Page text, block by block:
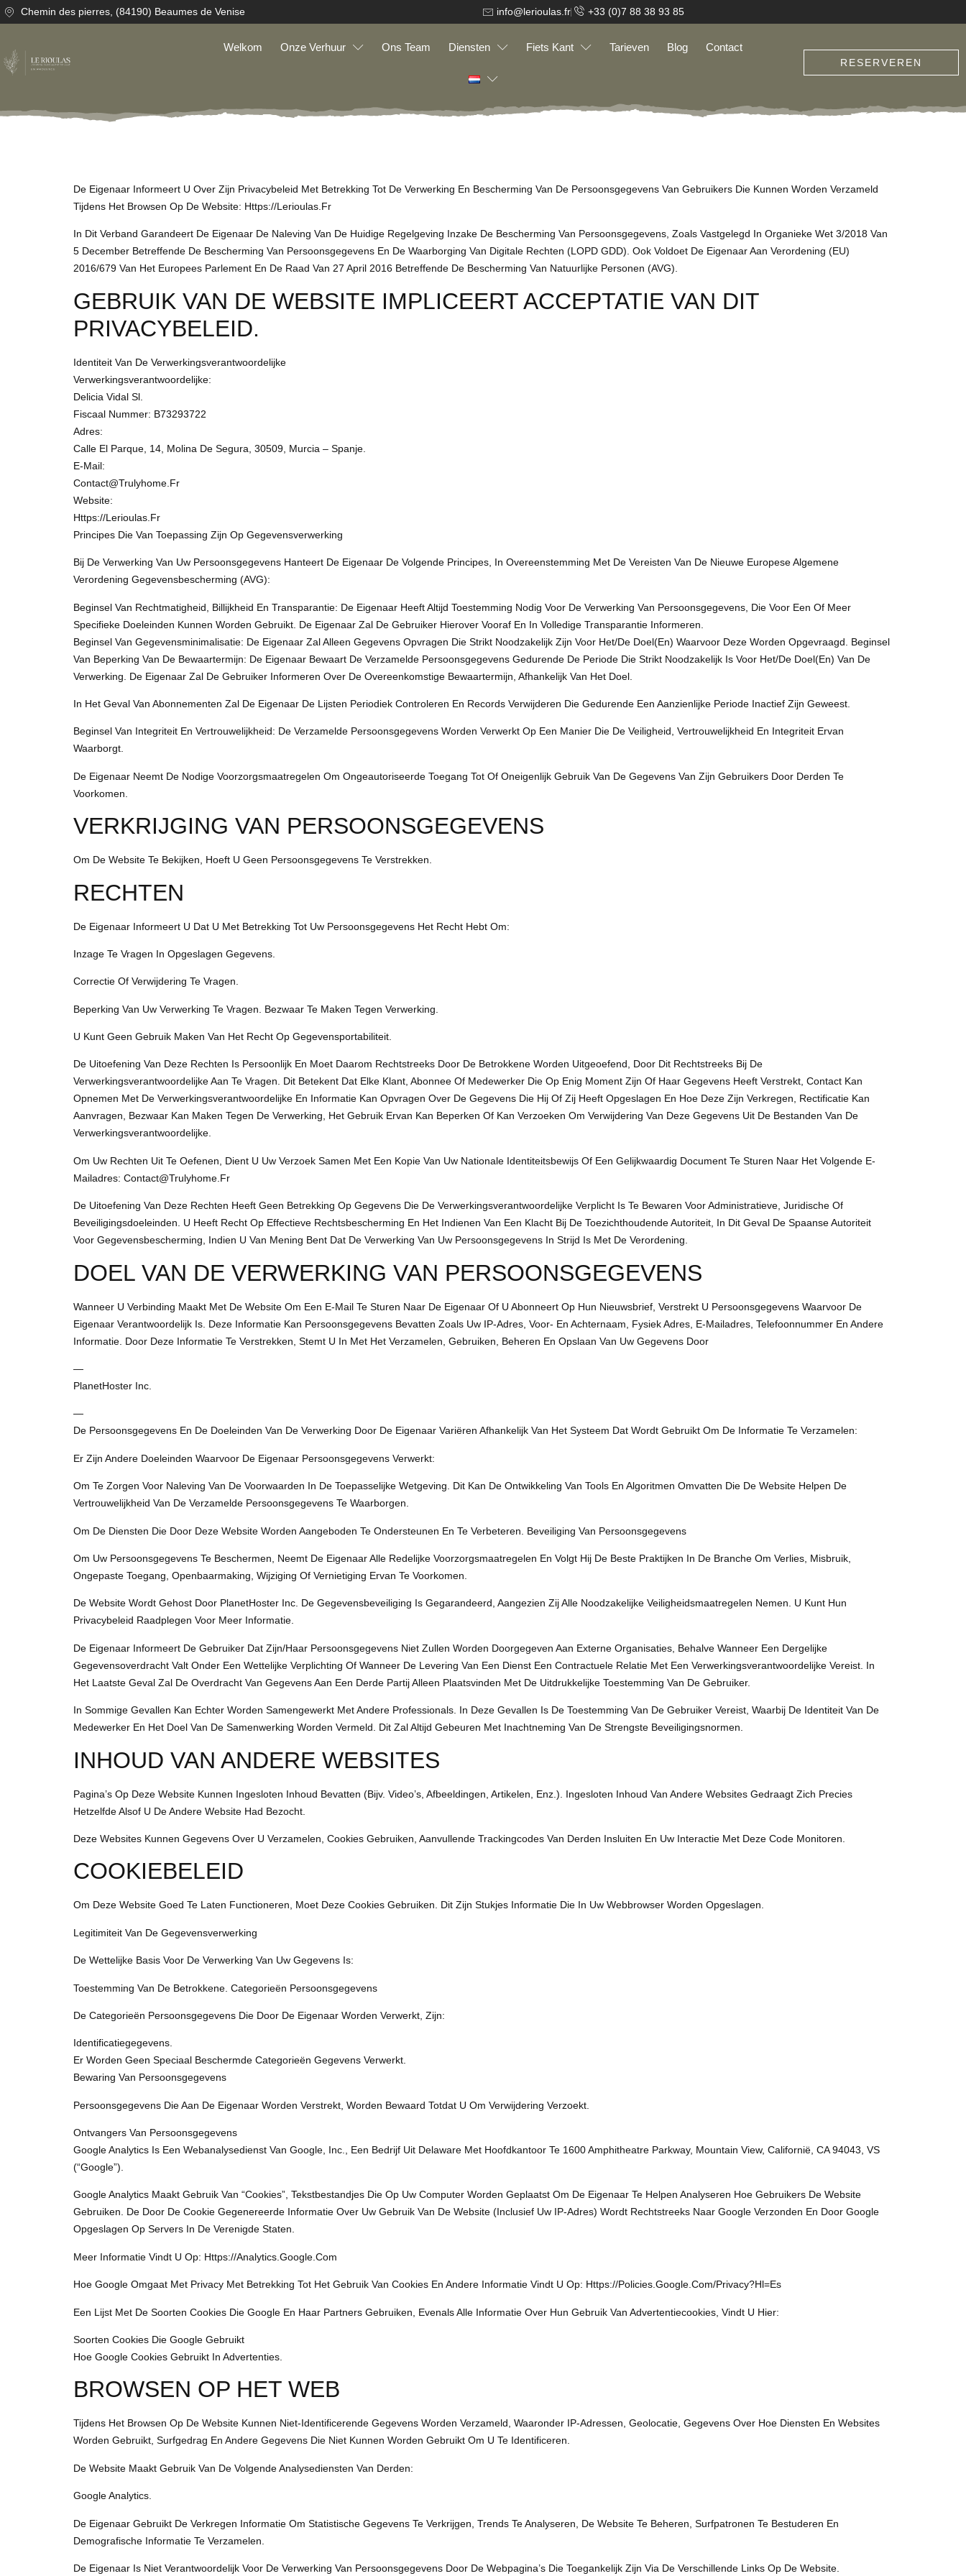
Chemin des pierres, (84190) Beaumes de Venise info@lerioulas.fr +33 (0)7 88 38 93 85
Welkom Onze Verhuur Ons Team Diensten Fiets Kant Tarieven Blog Contact
RESERVEREN
De Eigenaar Informeert U Over Zijn Privacybeleid Met Betrekking Tot De Verwerking En Bescherming Van De Persoonsgegevens Van Gebruikers Die Kunnen Worden Verzameld
Tijdens Het Browsen Op De Website: Https://lerioulas.fr
In Dit Verband Garandeert De Eigenaar De Naleving Van De Huidige Regelgeving Inzake De Bescherming Van Persoonsgegevens, Zoals Vastgelegd In Organieke Wet 3/2018 Van
5 December Betreffende De Bescherming Van Persoonsgegevens En De Waarborging Van Digitale Rechten (LOPD GDD). Ook Voldoet De Eigenaar Aan Verordening (EU)
2016/679 Van Het Europees Parlement En De Raad Van 27 April 2016 Betreffende De Bescherming Van Natuurlijke Personen (AVG).
GEBRUIK VAN DE WEBSITE IMPLICEERT ACCEPTATIE VAN DIT
PRIVACYBELEID.
Identiteit Van De Verwerkingsverantwoordelijke
Verwerkingsverantwoordelijke:
Delicia Vidal Sl.
Fiscaal Nummer: B73293722
Adres:
Calle El Parque, 14, Molina De Segura, 30509, Murcia – Spanje.
E-Mail:
Contact@trulyhome.fr
Website:
Https://lerioulas.fr
Principes Die Van Toepassing Zijn Op Gegevensverwerking
Bij De Verwerking Van Uw Persoonsgegevens Hanteert De Eigenaar De Volgende Principes, In Overeenstemming Met De Vereisten Van De Nieuwe Europese Algemene
Verordening Gegevensbescherming (AVG):
Beginsel Van Rechtmatigheid, Billijkheid En Transparantie: De Eigenaar Heeft Altijd Toestemming Nodig Voor De Verwerking Van Persoonsgegevens, Die Voor Een Of Meer
Specifieke Doeleinden Kunnen Worden Gebruikt. De Eigenaar Zal De Gebruiker Hierover Vooraf En In Volledige Transparantie Informeren.
Beginsel Van Gegevensminimalisatie: De Eigenaar Zal Alleen Gegevens Opvragen Die Strikt Noodzakelijk Zijn Voor Het/de Doel(en) Waarvoor Deze Worden Opgevraagd. Beginsel
Van Beperking Van De Bewaartermijn: De Eigenaar Bewaart De Verzamelde Persoonsgegevens Gedurende De Periode Die Strikt Noodzakelijk Is Voor Het/de Doel(en) Van De
Verwerking. De Eigenaar Zal De Gebruiker Informeren Over De Overeenkomstige Bewaartermijn, Afhankelijk Van Het Doel.
In Het Geval Van Abonnementen Zal De Eigenaar De Lijsten Periodiek Controleren En Records Verwijderen Die Gedurende Een Aanzienlijke Periode Inactief Zijn Geweest.
Beginsel Van Integriteit En Vertrouwelijkheid: De Verzamelde Persoonsgegevens Worden Verwerkt Op Een Manier Die De Veiligheid, Vertrouwelijkheid En Integriteit Ervan
Waarborgt.
De Eigenaar Neemt De Nodige Voorzorgsmaatregelen Om Ongeautoriseerde Toegang Tot Of Oneigenlijk Gebruik Van De Gegevens Van Zijn Gebruikers Door Derden Te
Voorkomen.
VERKRIJGING VAN PERSOONSGEGEVENS
Om De Website Te Bekijken, Hoeft U Geen Persoonsgegevens Te Verstrekken.
RECHTEN
De Eigenaar Informeert U Dat U Met Betrekking Tot Uw Persoonsgegevens Het Recht Hebt Om:
Inzage Te Vragen In Opgeslagen Gegevens.
Correctie Of Verwijdering Te Vragen.
Beperking Van Uw Verwerking Te Vragen. Bezwaar Te Maken Tegen Verwerking.
U Kunt Geen Gebruik Maken Van Het Recht Op Gegevensportabiliteit.
De Uitoefening Van Deze Rechten Is Persoonlijk En Moet Daarom Rechtstreeks Door De Betrokkene Worden Uitgeoefend, Door Dit Rechtstreeks Bij De
Verwerkingsverantwoordelijke Aan Te Vragen. Dit Betekent Dat Elke Klant, Abonnee Of Medewerker Die Op Enig Moment Zijn Of Haar Gegevens Heeft Verstrekt, Contact Kan
Opnemen Met De Verwerkingsverantwoordelijke En Informatie Kan Opvragen Over De Gegevens Die Hij Of Zij Heeft Opgeslagen En Hoe Deze Zijn Verkregen, Rectificatie Kan
Aanvragen, Bezwaar Kan Maken Tegen De Verwerking, Het Gebruik Ervan Kan Beperken Of Kan Verzoeken Om Verwijdering Van Deze Gegevens Uit De Bestanden Van De
Verwerkingsverantwoordelijke.
Om Uw Rechten Uit Te Oefenen, Dient U Uw Verzoek Samen Met Een Kopie Van Uw Nationale Identiteitsbewijs Of Een Gelijkwaardig Document Te Sturen Naar Het Volgende E-
Mailadres: Contact@trulyhome.fr
De Uitoefening Van Deze Rechten Heeft Geen Betrekking Op Gegevens Die De Verwerkingsverantwoordelijke Verplicht Is Te Bewaren Voor Administratieve, Juridische Of
Beveiligingsdoeleinden. U Heeft Recht Op Effectieve Rechtsbescherming En Het Indienen Van Een Klacht Bij De Toezichthoudende Autoriteit, In Dit Geval De Spaanse Autoriteit
Voor Gegevensbescherming, Indien U Van Mening Bent Dat De Verwerking Van Uw Persoonsgegevens In Strijd Is Met De Verordening.
DOEL VAN DE VERWERKING VAN PERSOONSGEGEVENS
Wanneer U Verbinding Maakt Met De Website Om Een ​​e-Mail Te Sturen Naar De Eigenaar Of U Abonneert Op Hun Nieuwsbrief, Verstrekt U Persoonsgegevens Waarvoor De
Eigenaar Verantwoordelijk Is. Deze Informatie Kan Persoonsgegevens Bevatten Zoals Uw IP-Adres, Voor- En Achternaam, Fysiek Adres, E-Mailadres, Telefoonnummer En Andere
Informatie. Door Deze Informatie Te Verstrekken, Stemt U In Met Het Verzamelen, Gebruiken, Beheren En Opslaan Van Uw Gegevens Door
—
PlanetHoster Inc.
—
De Persoonsgegevens En De Doeleinden Van De Verwerking Door De Eigenaar Variëren Afhankelijk Van Het Systeem Dat Wordt Gebruikt Om De Informatie Te Verzamelen:
Er Zijn Andere Doeleinden Waarvoor De Eigenaar Persoonsgegevens Verwerkt:
Om Te Zorgen Voor Naleving Van De Voorwaarden In De Toepasselijke Wetgeving. Dit Kan De Ontwikkeling Van Tools En Algoritmen Omvatten Die De Website Helpen De
Vertrouwelijkheid Van De Verzamelde Persoonsgegevens Te Waarborgen.
Om De Diensten Die Door Deze Website Worden Aangeboden Te Ondersteunen En Te Verbeteren. Beveiliging Van Persoonsgegevens
Om Uw Persoonsgegevens Te Beschermen, Neemt De Eigenaar Alle Redelijke Voorzorgsmaatregelen En Volgt Hij De Beste Praktijken In De Branche Om Verlies, Misbruik,
Ongepaste Toegang, Openbaarmaking, Wijziging Of Vernietiging Ervan Te Voorkomen.
De Website Wordt Gehost Door PlanetHoster Inc. De Gegevensbeveiliging Is Gegarandeerd, Aangezien Zij Alle Noodzakelijke Veiligheidsmaatregelen Nemen. U Kunt Hun
Privacybeleid Raadplegen Voor Meer Informatie.
De Eigenaar Informeert De Gebruiker Dat Zijn/haar Persoonsgegevens Niet Zullen Worden Doorgegeven Aan Externe Organisaties, Behalve Wanneer Een Dergelijke
Gegevensoverdracht Valt Onder Een Wettelijke Verplichting Of Wanneer De Levering Van Een Dienst Een Contractuele Relatie Met Een Verwerkingsverantwoordelijke Vereist. In
Het Laatste Geval Zal De Overdracht Van Gegevens Aan Een Derde Partij Alleen Plaatsvinden Met De Uitdrukkelijke Toestemming Van De Gebruiker.
In Sommige Gevallen Kan Echter Worden Samengewerkt Met Andere Professionals. In Deze Gevallen Is De Toestemming Van De Gebruiker Vereist, Waarbij De Identiteit Van De
Medewerker En Het Doel Van De Samenwerking Worden Vermeld. Dit Zal Altijd Gebeuren Met Inachtneming Van De Strengste Beveiligingsnormen.
INHOUD VAN ANDERE WEBSITES
Pagina’s Op Deze Website Kunnen Ingesloten Inhoud Bevatten (bijv. Video’s, Afbeeldingen, Artikelen, Enz.). Ingesloten Inhoud Van Andere Websites Gedraagt ​​zich Precies
Hetzelfde Alsof U De Andere Website Had Bezocht.
Deze Websites Kunnen Gegevens Over U Verzamelen, Cookies Gebruiken, Aanvullende Trackingcodes Van Derden Insluiten En Uw Interactie Met Deze Code Monitoren.
COOKIEBELEID
Om Deze Website Goed Te Laten Functioneren, Moet Deze Cookies Gebruiken. Dit Zijn Stukjes Informatie Die In Uw Webbrowser Worden Opgeslagen.
Legitimiteit Van De Gegevensverwerking
De Wettelijke Basis Voor De Verwerking Van Uw Gegevens Is:
Toestemming Van De Betrokkene. Categorieën Persoonsgegevens
De Categorieën Persoonsgegevens Die Door De Eigenaar Worden Verwerkt, Zijn:
Identificatiegegevens.
Er Worden Geen Speciaal Beschermde Categorieën Gegevens Verwerkt.
Bewaring Van Persoonsgegevens
Persoonsgegevens Die Aan De Eigenaar Worden Verstrekt, Worden Bewaard Totdat U Om Verwijdering Verzoekt.
Ontvangers Van Persoonsgegevens
Google Analytics Is Een Webanalysedienst Van Google, Inc., Een Bedrijf Uit Delaware Met Hoofdkantoor Te 1600 Amphitheatre Parkway, Mountain View, Californië, CA 94043, VS
(“Google”).
Google Analytics Maakt Gebruik Van “cookies”, Tekstbestandjes Die Op Uw Computer Worden Geplaatst Om De Eigenaar Te Helpen Analyseren Hoe Gebruikers De Website
Gebruiken. De Door De Cookie Gegenereerde Informatie Over Uw Gebruik Van De Website (inclusief Uw IP-Adres) Wordt Rechtstreeks Naar Google Verzonden En Door Google
Opgeslagen Op Servers In De Verenigde Staten.
Meer Informatie Vindt U Op: Https://analytics.google.com
Hoe Google Omgaat Met Privacy Met Betrekking Tot Het Gebruik Van Cookies En Andere Informatie Vindt U Op: Https://policies.google.com/privacy?hl=es
Een Lijst Met De Soorten Cookies Die Google En Haar Partners Gebruiken, Evenals Alle Informatie Over Hun Gebruik Van Advertentiecookies, Vindt U Hier:
Soorten Cookies Die Google Gebruikt
Hoe Google Cookies Gebruikt In Advertenties.
BROWSEN OP HET WEB
Tijdens Het Browsen Op De Website Kunnen Niet-Identificerende Gegevens Worden Verzameld, Waaronder IP-Adressen, Geolocatie, Gegevens Over Hoe Diensten En Websites
Worden Gebruikt, Surfgedrag En Andere Gegevens Die Niet Kunnen Worden Gebruikt Om U Te Identificeren.
De Website Maakt Gebruik Van De Volgende Analysediensten Van Derden:
Google Analytics.
De Eigenaar Gebruikt De Verkregen Informatie Om Statistische Gegevens Te Verkrijgen, Trends Te Analyseren, De Website Te Beheren, Surfpatronen Te Bestuderen En
Demografische Informatie Te Verzamelen.
De Eigenaar Is Niet Verantwoordelijk Voor De Verwerking Van Persoonsgegevens Door De Webpagina’s Die Toegankelijk Zijn Via De Verschillende Links Op De Website.